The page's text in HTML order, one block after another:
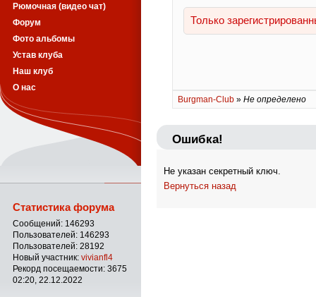
Burgman-Club » Не определено
Ошибка!
Не указан секретный ключ.
Вернуться назад
Рюмочная (видео чат)
Форум
Фото альбомы
Устав клуба
Наш клуб
О нас
Статистика форума
Сообщений: 146293
Пользователей: 146293
Пользователей: 28192
Новый участник: vivianfl4
Рекорд посещаемости: 3675
02:20, 22.12.2022